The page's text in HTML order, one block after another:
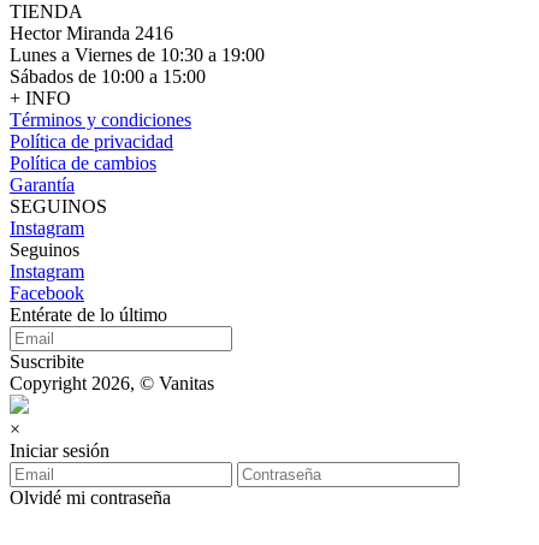
TIENDA
Hector Miranda 2416
Lunes a Viernes de 10:30 a 19:00
Sábados de 10:00 a 15:00
+ INFO
Términos y condiciones
Política de privacidad
Política de cambios
Garantía
SEGUINOS
Instagram
Seguinos
Instagram
Facebook
Entérate de lo último
Suscribite
Copyright 2026, © Vanitas
×
Iniciar sesión
Olvidé mi contraseña